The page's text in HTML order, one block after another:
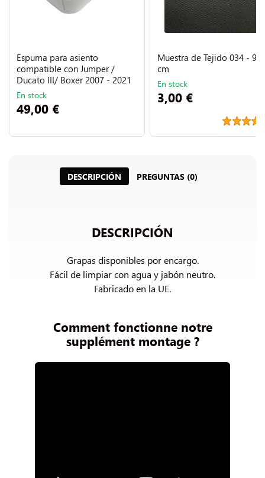
Espuma para asiento
compatible con Jumper /
Ducato III/ Boxer 2007 - 2021
En stock
49,00 €
Muestra de Tejido 034 - 9
cm
En stock
3,00 €
DESCRIPCIÓN PREGUNTAS (0)
DESCRIPCIÓN
Grapas disponibles por encargo.
Fácil de limpiar con agua y jabón neutro.
Fabricado en la UE.
Comment fonctionne notre
supplément montage ?